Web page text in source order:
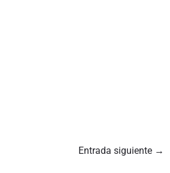
Entrada siguiente →